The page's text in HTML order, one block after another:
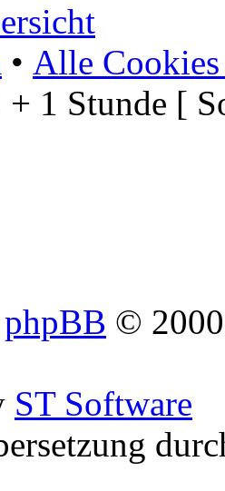
• Alle Cookies
1 Stunde [
phpBB ©
ST Software